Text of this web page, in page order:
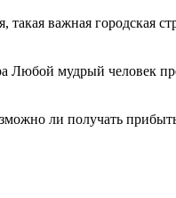
такая важная городская
Любой мудрый человек
ли получать